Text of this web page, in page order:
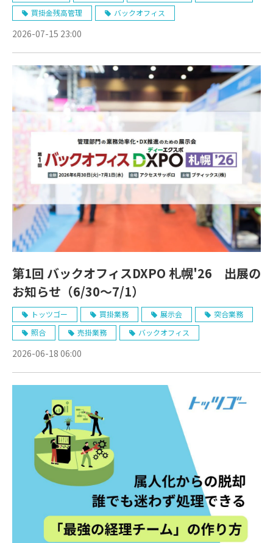
買掛金残高管理
バックオフィス
2026-07-15 23:00
第1回 バックオフィスDXPO 札幌'26 出展の
お知らせ（6/30～7/1）
トッツゴー 買掛業務 展示会
突合業務
照合
売掛業務 バックオフィス
2026-06-18 06:00